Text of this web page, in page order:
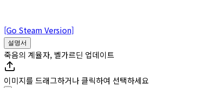
[Go Steam Version]
설명서
죽음의 계율자, 벨가르딘 업데이트
이미지를 드래그하거나 클릭하여 선택하세요